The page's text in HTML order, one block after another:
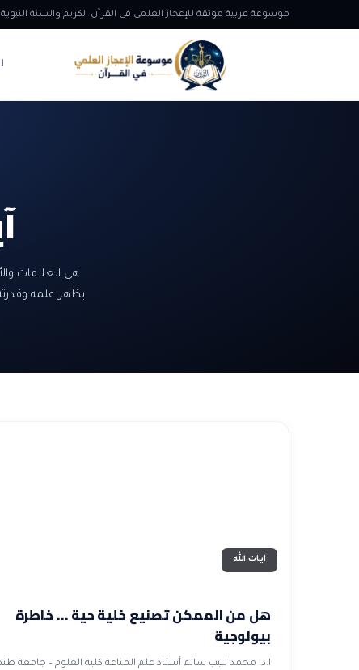
موسوعة عربية موثقة للإعجاز العلمي في القرآن الكريم والسنة النبوية
هي العلامات
يظهر علمه
آيات الله
هل من الممكن تصنيع خلية حية … خاطرة
بيولوجية
ا.د. محمد لبيب سالم أستاذ علم المناعة كلية العلوم – جامعة